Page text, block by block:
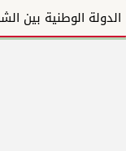
الدولة الوطنية بين